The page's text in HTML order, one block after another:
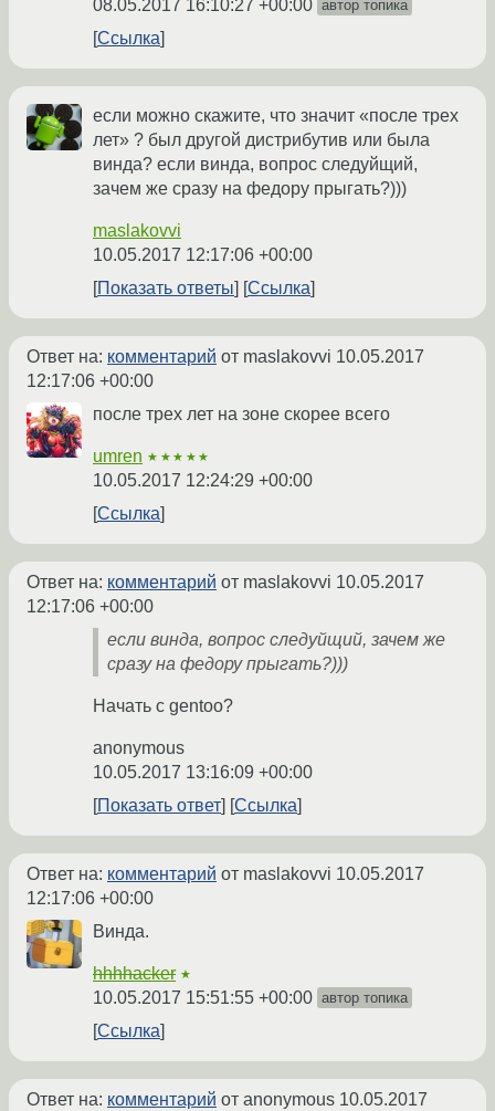
08.05.2017 16:10:27 +00:00 автор топика
Ссылка
если можно скажите, что значит «после трех
лет» ? был другой дистрибутив или была
винда? если винда, вопрос следуйщий,
зачем же сразу на федору прыгать?)))
maslakovvi
10.05.2017 12:17:06 +00:00
Показать ответы
Ссылка
Ответ на: комментарий от maslakovvi 10.05.2017
12:17:06 +00:00
после трех лет на зоне скорее всего
umren ★★★★★
10.05.2017 12:24:29 +00:00
Ссылка
Ответ на: комментарий от maslakovvi 10.05.2017
12:17:06 +00:00
если винда, вопрос следуйщий, зачем же
сразу на федору прыгать?)))
Начать с gentoo?
anonymous
10.05.2017 13:16:09 +00:00
Показать ответ
Ссылка
Ответ на: комментарий от maslakovvi 10.05.2017
12:17:06 +00:00
Винда.
hhhhacker ★
10.05.2017 15:51:55 +00:00 автор топика
Ссылка
Ответ на: комментарий от anonymous 10.05.2017